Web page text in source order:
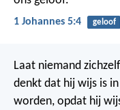
1 Johannes 5:4 geloof
Laat niemand
denkt dat hij wijs is
worden, opdat hij